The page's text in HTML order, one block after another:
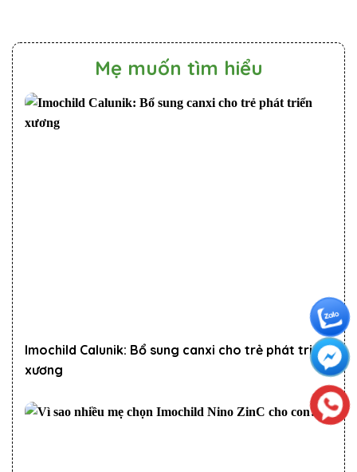
Mẹ muốn tìm hiểu
Imochild Calunik: Bổ sung canxi cho trẻ phát triển
xương